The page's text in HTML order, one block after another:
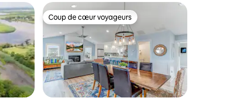
appréciés Coup de cœur voyageurs
Coup de cœur voyageurs